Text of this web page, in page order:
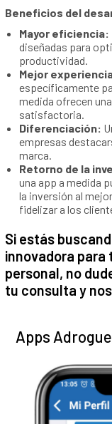
Beneficios del
Mayor eficiencia:
diseñadas para
productividad.
Mejor
específicamente
medida ofrecen
satisfactoria.
Diferenciación:
empresas
marca.
Retorno de la
una app a medida
la inversión al
fidelizar a los
Si estás
innovadora para
personal, no
tu consulta y
Apps